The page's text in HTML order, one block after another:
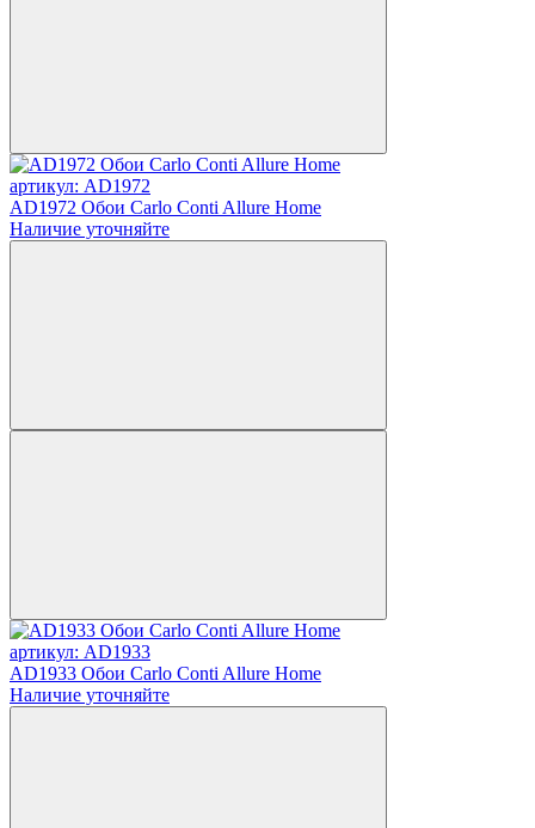
артикул: AD1972
AD1972 Обои Carlo Conti Allure Home
Наличие уточняйте
артикул: AD1933
AD1933 Обои Carlo Conti Allure Home
Наличие уточняйте